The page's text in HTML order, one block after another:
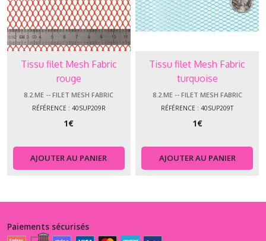
Tissu filet Mesh Fabric
rouge
8.2.ME -- FILET MESH FABRIC
RÉFÉRENCE : 40SUP209R
1€
AJOUTER AU PANIER
Tissu filet Mesh Fabric
turquoise
8.2.ME -- FILET MESH FABRIC
RÉFÉRENCE : 40SUP209T
1€
AJOUTER AU PANIER
Paiements sécurisés